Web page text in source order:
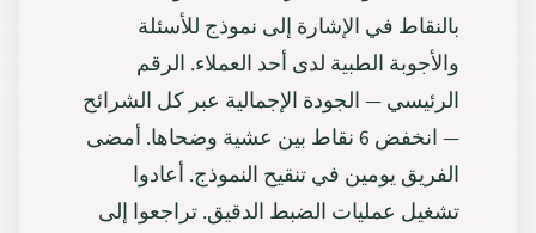
بالنقاط في الإشارة إلى نموذج للأسئلة
والأجوبة الطبية لدى أحد العملاء. الرقم
الرئيسي — الجودة الإجمالية عبر كل الشرائح
— انخفض 6 نقاط بين عشية وضحاها. أمضى
الفريق يومين في تنقيح النموذج. أعادوا
تشغيل عمليات الضبط الدقيق. تراجعوا إلى